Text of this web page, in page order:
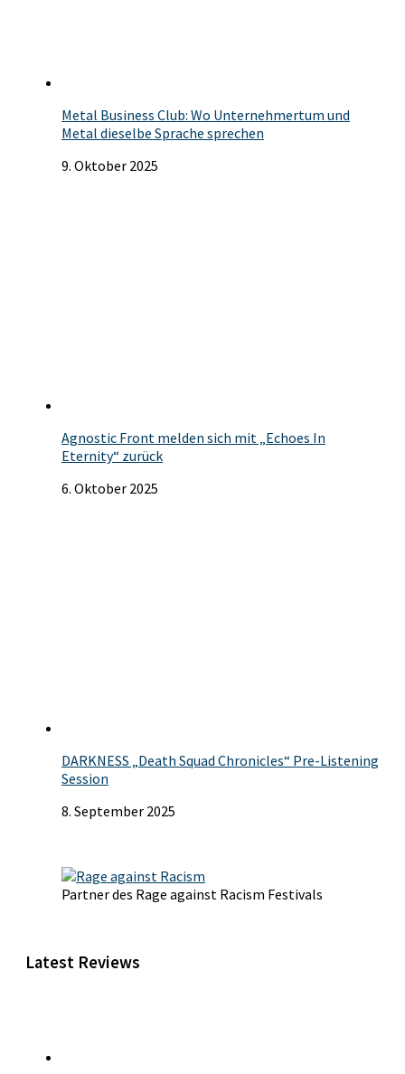
Metal Business Club: Wo Unternehmertum und
Metal dieselbe Sprache sprechen
9. Oktober 2025
Agnostic Front melden sich mit „Echoes In
Eternity“ zurück
6. Oktober 2025
DARKNESS „Death Squad Chronicles“ Pre-Listening
Session
8. September 2025
Partner des Rage against Racism Festivals
Latest Reviews